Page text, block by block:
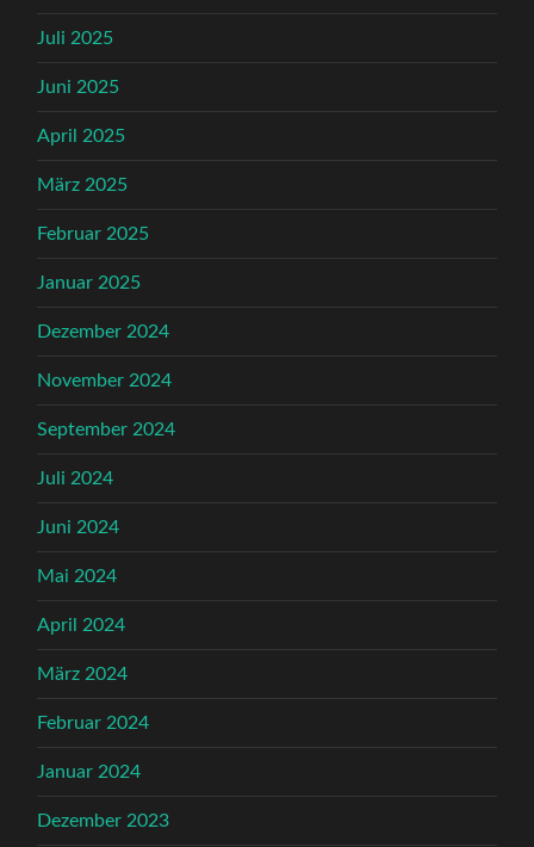
Juli 2025
Juni 2025
April 2025
März 2025
Februar 2025
Januar 2025
Dezember 2024
November 2024
September 2024
Juli 2024
Juni 2024
Mai 2024
April 2024
März 2024
Februar 2024
Januar 2024
Dezember 2023